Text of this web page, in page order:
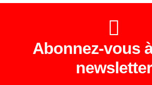
Abonnez-vous
newsletter